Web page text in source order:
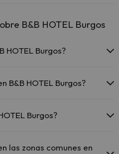
B&B HOTEL Burgos
HOTEL Burgos?
Wi-Fi gratuito en zonas
B&B HOTEL Burgos?
Burgos?
las zonas comunes en